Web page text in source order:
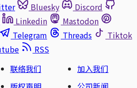
Bluesky
Discord
Linkedin
Mastodon
Telegram Threads
Tiktok
RSS
联络我们
加入我们